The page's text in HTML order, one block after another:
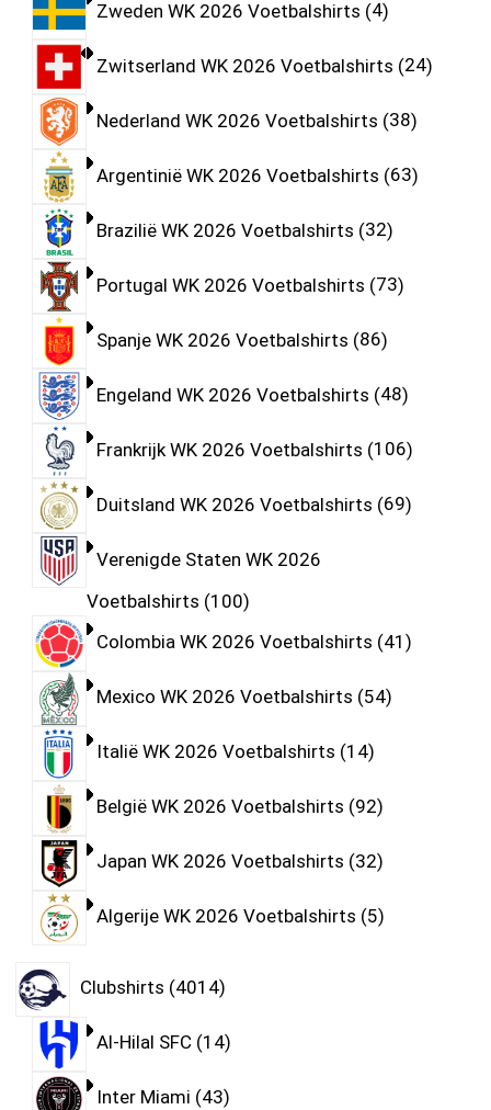
Zweden WK 2026 Voetbalshirts 4
Zwitserland WK 2026 Voetbalshirts 24
Nederland WK 2026 Voetbalshirts 38
Argentinië WK 2026 Voetbalshirts 63
Brazilië WK 2026 Voetbalshirts 32
Portugal WK 2026 Voetbalshirts 73
Spanje WK 2026 Voetbalshirts 86
Engeland WK 2026 Voetbalshirts 48
Frankrijk WK 2026 Voetbalshirts 106
Duitsland WK 2026 Voetbalshirts 69
Verenigde Staten WK 2026
Voetbalshirts 100
Colombia WK 2026 Voetbalshirts 41
Mexico WK 2026 Voetbalshirts 54
Italië WK 2026 Voetbalshirts 14
België WK 2026 Voetbalshirts 92
Japan WK 2026 Voetbalshirts 32
Algerije WK 2026 Voetbalshirts 5
Clubshirts 4014
Al-Hilal SFC 14
Inter Miami 43